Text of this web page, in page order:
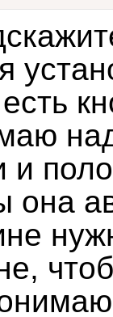
и
она